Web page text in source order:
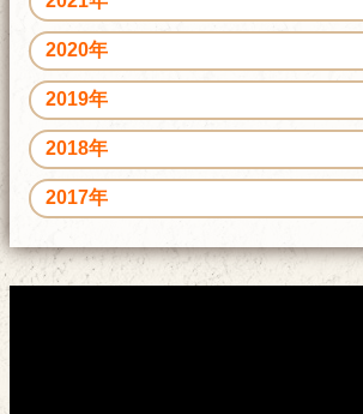
2020年
2019年
2018年
2017年